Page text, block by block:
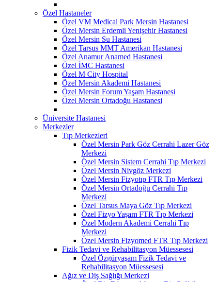
Özel Hastaneler
Özel VM Medical Park Mersin Hastanesi
Özel Mersin Erdemli Yenişehir Hastanesi
Özel Mersin Su Hastanesi
Özel Tarsus MMT Amerikan Hastanesi
Özel Anamur Anamed Hastanesi
Özel İMC Hastanesi
Özel M City Hospital
Özel Mersin Akademi Hastanesi
Özel Mersin Forum Yaşam Hastanesi
Özel Mersin Ortadoğu Hastanesi
Üniversite Hastanesi
Merkezler
Tıp Merkezleri
Özel Mersin Park Göz Cerrahi Lazer Göz
Merkezi
Özel Mersin Sistem Cerrahi Tıp Merkezi
Özel Mersin Nivgöz Merkezi
Özel Mersin Fizyotıp FTR Tıp Merkezi
Özel Mersin Ortadoğu Cerrahi Tıp
Merkezi
Özel Tarsus Maya Göz Tıp Merkezi
Özel Fizyo Yaşam FTR Tıp Merkezi
Özel Modern Akademi Cerrahi Tıp
Merkezi
Özel Mersin Fizyomed FTR Tıp Merkezi
Fizik Tedavi ve Rehabilitasyon Müessesesi
Özel Özgüryaşam Fizik Tedavi ve
Rehabilitasyon Müessesesi
Ağız ve Diş Sağlığı Merkezi